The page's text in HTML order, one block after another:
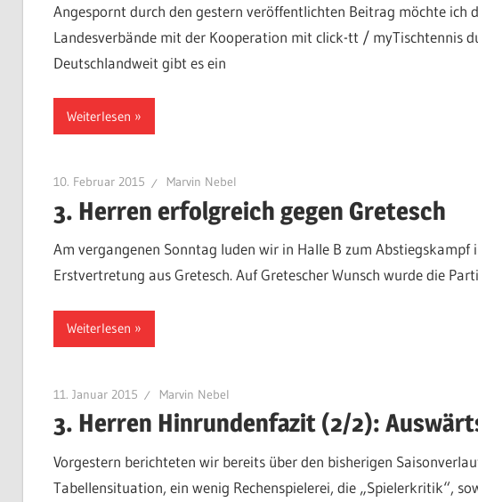
Angespornt durch den gestern veröffentlichten Beitrag möchte ich
Landesverbände mit der Kooperation mit click-tt / myTischtennis
Deutschlandweit gibt es ein
Weiterlesen
10. Februar 2015 Marvin Nebel
3. Herren erfolgreich gegen Gretesch
Am vergangenen Sonntag luden wir in Halle B zum Abstiegskampf
Erstvertretung aus Gretesch. Auf Gretescher Wunsch wurde die
Weiterlesen
11. Januar 2015 Marvin Nebel
3. Herren Hinrundenfazit (2/2):
Vorgestern berichteten wir bereits über den bisherigen
Tabellensituation, ein wenig Rechenspielerei, die „Spielerkritik“,